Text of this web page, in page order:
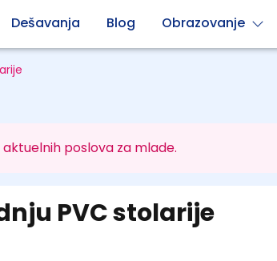
Dešavanja Blog Obrazovanje
aktuelnih poslova za mlade.
PVC stolarije